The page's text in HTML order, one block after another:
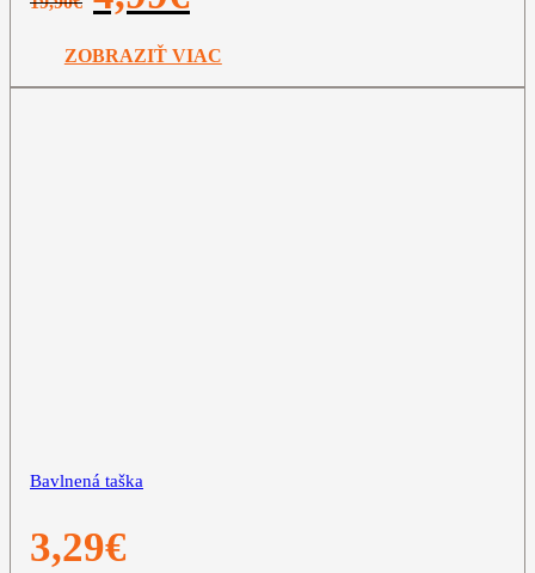
19,90€.
4,99€.
ZOBRAZIŤ VIAC
Bavlnená taška
3,29€